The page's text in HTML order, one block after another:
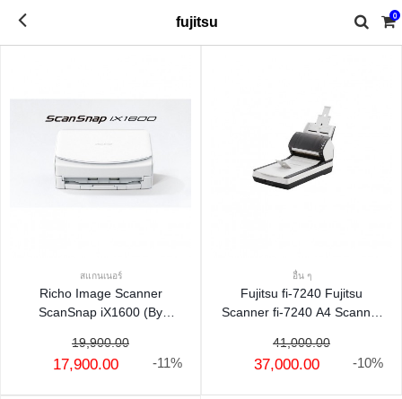
fujitsu fujitsu 0
สแกนเนอร์
Richo Image Scanner
ScanSnap iX1600 (By
19,900.00
-11%
17,900.00
อื่น ๆ
Fujitsu fi-7240 Fujitsu
Scanner fi-7240 A4 Scanner
41,000.00
-10%
37,000.00